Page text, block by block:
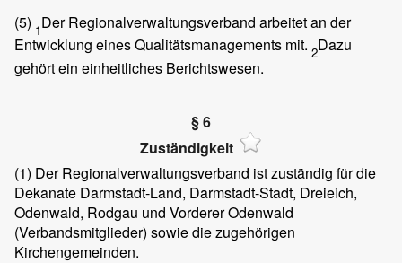
(5) 1Der Regionalverwaltungsverband arbeitet an der
Entwicklung eines Qualitätsmanagements mit. 2Dazu
gehört ein einheitliches Berichtswesen.
§ 6
Zuständigkeit
(1) Der Regionalverwaltungsverband ist zuständig für die
Dekanate Darmstadt-Land, Darmstadt-Stadt, Dreieich,
Odenwald, Rodgau und Vorderer Odenwald
(Verbandsmitglieder) sowie die zugehörigen
Kirchengemeinden.